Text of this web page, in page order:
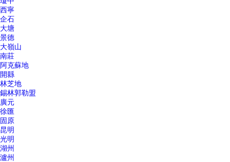
西寧
企石
大塘
景德
大嶺山
南莊
阿克蘇地
開縣
林芝地
錫林郭勒盟
廣元
徐匯
固原
昆明
光明
湖州
瀘州